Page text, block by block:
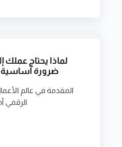
لماذا يحتاج عملك
ضرورة أساسية
المقدمة في عالم
الرقمي